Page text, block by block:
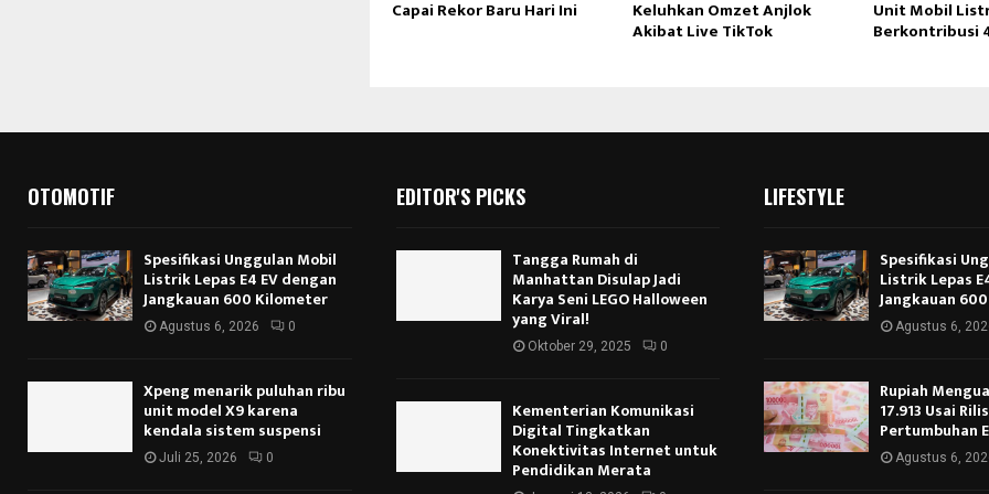
Capai Rekor Baru Hari Ini Keluhkan Omzet Anjlok
Akibat Live TikTok
Unit Mobil
Berkontribusi
OTOMOTIF
Spesifikasi Unggulan Mobil
Listrik Lepas E4 EV dengan
Jangkauan 600 Kilometer
Agustus 6, 2026 0
Xpeng menarik puluhan ribu
unit model X9 karena
kendala sistem suspensi
Juli 25, 2026 0
EDITOR'S PICKS
Tangga Rumah di
Manhattan Disulap Jadi
Karya Seni LEGO Halloween
yang Viral!
Oktober 29, 2025 0
Kementerian Komunikasi
Digital Tingkatkan
Konektivitas Internet untuk
Pendidikan Merata
LIFESTYLE
Spesifikasi
Listrik Lepas
Jangkauan
Agustus 6,
Rupiah
17.913 Usai
Pertumbuhan
Agustus 6,